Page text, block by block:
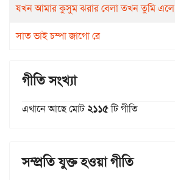
যখন আমার কুসুম ঝরার বেলা তখন তুমি এলে
সাত ভাই চম্পা জাগো রে
গীতি সংখ্যা
এখানে আছে মোট২১১৫টি গীতি
সম্প্রতি যুক্ত হওয়া গীতি